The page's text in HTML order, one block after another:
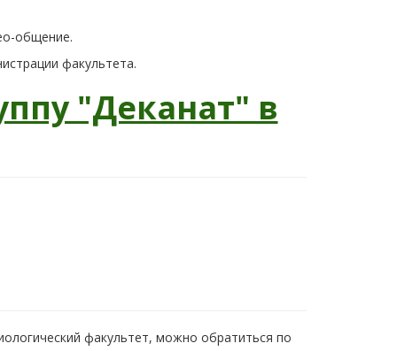
общение.
факультета.
"Деканат" в
факультет, можно обратиться по